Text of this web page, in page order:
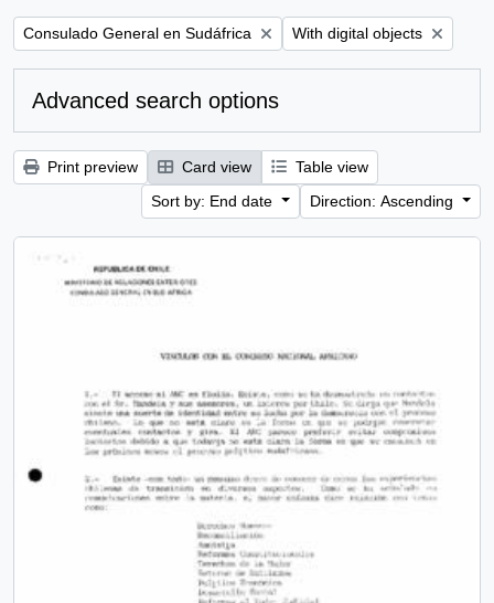
Remove filter:
Consulado General en Sudáfrica Remove filter:
With digital objects
Advanced search options
Print preview Card view
Table view
Sort by: End date
Direction: Ascending